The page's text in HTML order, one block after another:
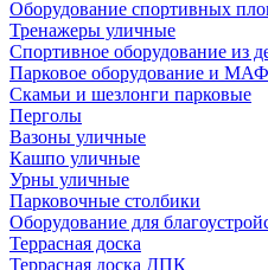
Оборудование спортивных
Тренажеры уличные
Спортивное оборудование из
Парковое оборудование и
Скамьи и шезлонги парковые
Перголы
Вазоны уличные
Кашпо уличные
Урны уличные
Парковочные столбики
Оборудование для
Террасная доска
Террасная доска ДПК